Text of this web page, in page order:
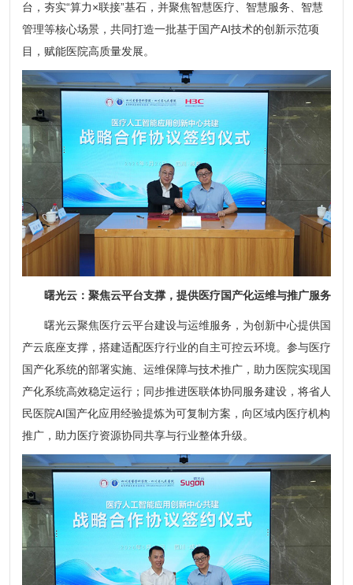
台，夯实“算力×联接”基石，并聚焦智慧医疗、智慧服务、智慧
管理等核心场景，共同打造一批基于国产AI技术的创新示范项
目，赋能医院高质量发展。
曙光云：聚焦云平台支撑，提供医疗国产化运维与推广服务
曙光云聚焦医疗云平台建设与运维服务，为创新中心提供国
产云底座支撑，搭建适配医疗行业的自主可控云环境。参与医疗
国产化系统的部署实施、运维保障与技术推广，助力医院实现国
产化系统高效稳定运行；同步推进医联体协同服务建设，将省人
民医院AI国产化应用经验提炼为可复制方案，向区域内医疗机构
推广，助力医疗资源协同共享与行业整体升级。